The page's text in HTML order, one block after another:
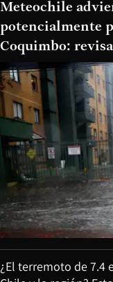
Meteochile
potencialmente
Coquimbo:
¿El terremoto de 7.4